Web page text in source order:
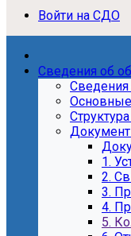
Войти на СДО
Сведения об
Сведения
1.
2.
3.
4.
5.